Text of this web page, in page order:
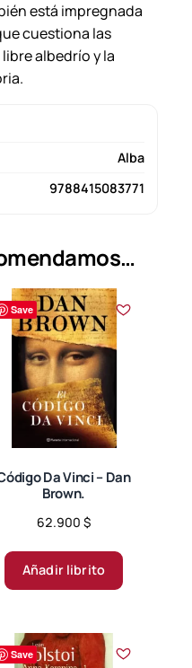
está impregnada
cuestiona las
albedrío y la
Alba
9788415083771
Save
Da Vinci – Dan
Brown.
62.900 $
Añadir librito
Save